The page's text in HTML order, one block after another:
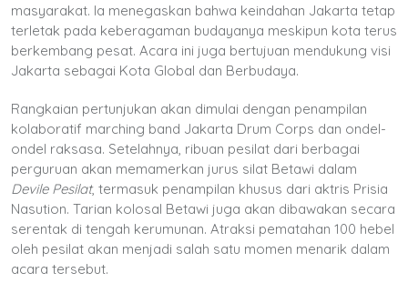
masyarakat. Ia menegaskan bahwa keindahan Jakarta tetap
terletak pada keberagaman budayanya meskipun kota terus
berkembang pesat. Acara ini juga bertujuan mendukung visi
Jakarta sebagai Kota Global dan Berbudaya.
Rangkaian pertunjukan akan dimulai dengan penampilan
kolaboratif marching band Jakarta Drum Corps dan ondel-
ondel raksasa. Setelahnya, ribuan pesilat dari berbagai
perguruan akan memamerkan jurus silat Betawi dalam
Devile Pesilat, termasuk penampilan khusus dari aktris Prisia
Nasution. Tarian kolosal Betawi juga akan dibawakan secara
serentak di tengah kerumunan. Atraksi pematahan 100 hebel
oleh pesilat akan menjadi salah satu momen menarik dalam
acara tersebut.